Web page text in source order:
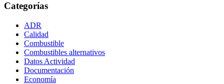
Categorías
ADR
Calidad
Combustible
Combustibles alternativos
Datos Actividad
Documentación
Economía